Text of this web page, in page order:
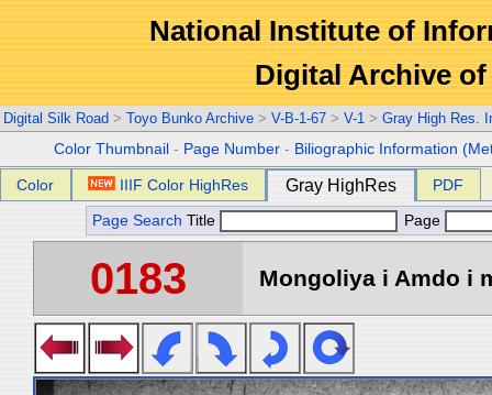
National Institute of
Digital Archive
Digital Silk Road > Toyo Bunko Archive > V-B-1-67 > V-1 > Gray High Res.
Color Thumbnail - Page Number - Biliographic Information
Color IIIF Color HighRes Gray HighRes PDF
Page Search Title Page
0183 Mongoliya i Amdo i